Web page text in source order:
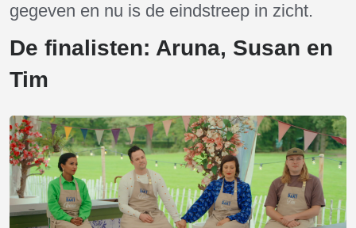
gegeven en nu is de eindstreep in zicht.
De finalisten: Aruna, Susan en
Tim